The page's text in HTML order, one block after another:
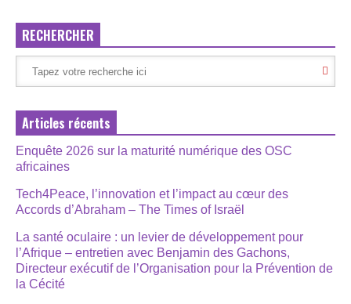
RECHERCHER
Articles récents
Enquête 2026 sur la maturité numérique des OSC
africaines
Tech4Peace, l’innovation et l’impact au cœur des
Accords d’Abraham – The Times of Israël
La santé oculaire : un levier de développement pour
l’Afrique – entretien avec Benjamin des Gachons,
Directeur exécutif de l’Organisation pour la Prévention de
la Cécité